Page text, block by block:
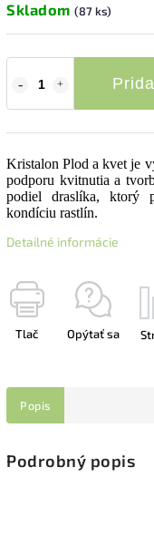
Skladom (87 ks)
Kristalon Plod a kvet je
podporu kvitnutia a
podiel draslíka, ktorý
kondíciu rastlín.
Detailné informácie
Tlač Opýtať sa
Popis
Podrobný popis